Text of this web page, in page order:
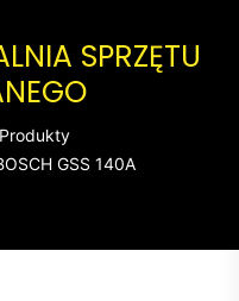
SPRZĘTU
Produkty
GSS 140A